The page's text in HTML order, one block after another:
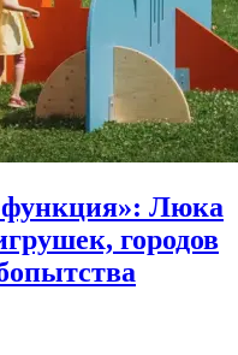
функция»: Люка
городов